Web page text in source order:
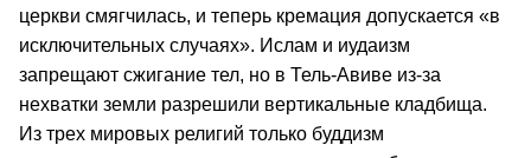
церкви смягчилась, и теперь кремация допускается «в
исключительных случаях». Ислам и иудаизм
запрещают сжигание тел, но в Тель-Авиве из-за
нехватки земли разрешили вертикальные кладбища.
Из трех мировых религий только буддизм